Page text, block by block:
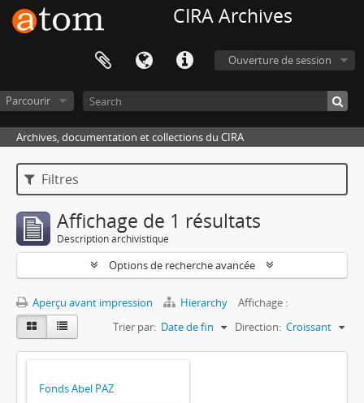
CIRA Archives
Ouverture de session
Parcourir
Archives, documentation et collections du CIRA
Filtres
Affichage de 1 résultats
Description archivistique
Options de recherche avancée
Aperçu avant impression Hierarchy
Affichage :
Trier par: Date de fin Direction: Croissant
Fonds Abel PAZ